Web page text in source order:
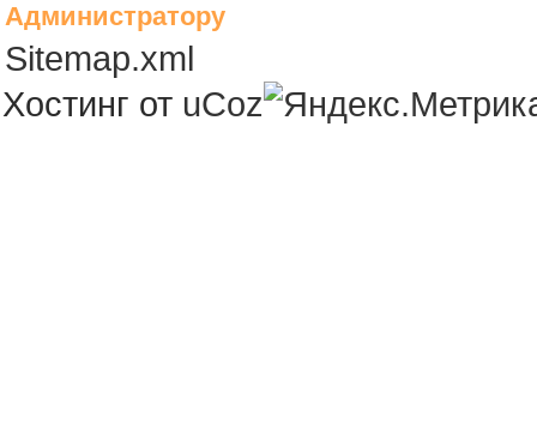
Администратору
Sitemap.xml
Хостинг от uCoz